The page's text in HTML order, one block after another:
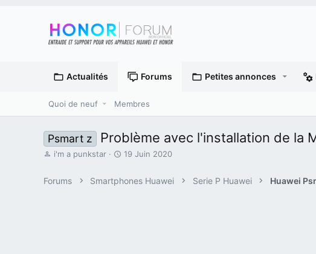
Actualités Forums Petites annonces
Quoi de neuf Membres
Psmart z Problème avec l'installation de la
A
e
i'm a punkstar
D
e
19 Juin 2020
Forums Smartphones Huawei Serie P Huawei Huawei